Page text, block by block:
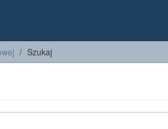
Szukaj